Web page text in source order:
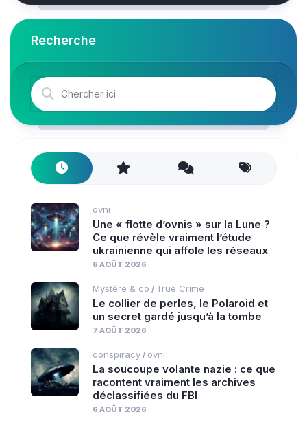
Recherche
ovni
Une « flotte d’ovnis » sur la Lune ?
Ce que révèle vraiment l’étude
ukrainienne qui affole les réseaux
8 AOÛT 2026
Mystère & co / True Crime
Le collier de perles, le Polaroid et
un secret gardé jusqu’à la tombe
7 AOÛT 2026
conspiracy / ovni
La soucoupe volante nazie : ce que
racontent vraiment les archives
déclassifiées du FBI
6 AOÛT 2026